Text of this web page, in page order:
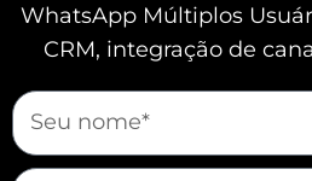
As 8 Funções
Importantes
Analista de
WhatsApp Múltiplos
CRM, integração de
mauticform[nome]